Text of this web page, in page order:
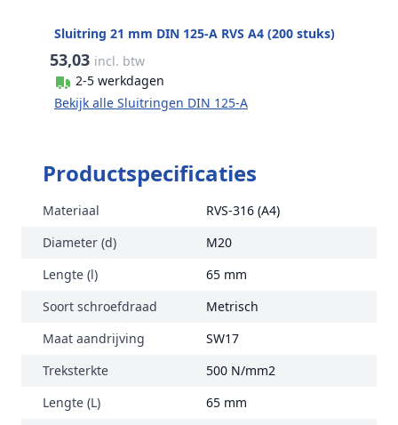
Sluitring 21 mm DIN 125-A RVS A4 (200 stuks)
53,03 incl. btw
2-5 werkdagen
Bekijk alle Sluitringen DIN 125-A
Productspecificaties
Materiaal
RVS-316 (A4)
Diameter (d)
M20
Lengte (l)
65 mm
Soort schroefdraad
Metrisch
Maat aandrijving
SW17
Treksterkte
500 N/mm2
Lengte (L)
65 mm